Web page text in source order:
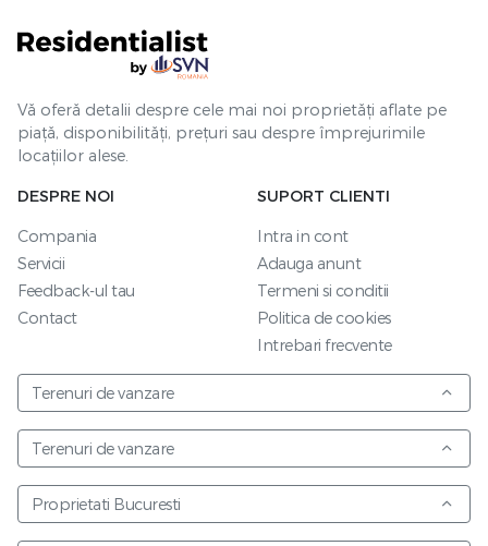
Vă oferă detalii despre cele mai noi proprietăți aflate pe
piață, disponibilități, prețuri sau despre împrejurimile
locațiilor alese.
DESPRE NOI
Compania
Servicii
Feedback-ul tau
Contact
SUPORT CLIENTI
Intra in cont
Adauga anunt
Termeni si conditii
Politica de cookies
Intrebari frecvente
Terenuri de vanzare
Terenuri de vanzare
Proprietati Bucuresti